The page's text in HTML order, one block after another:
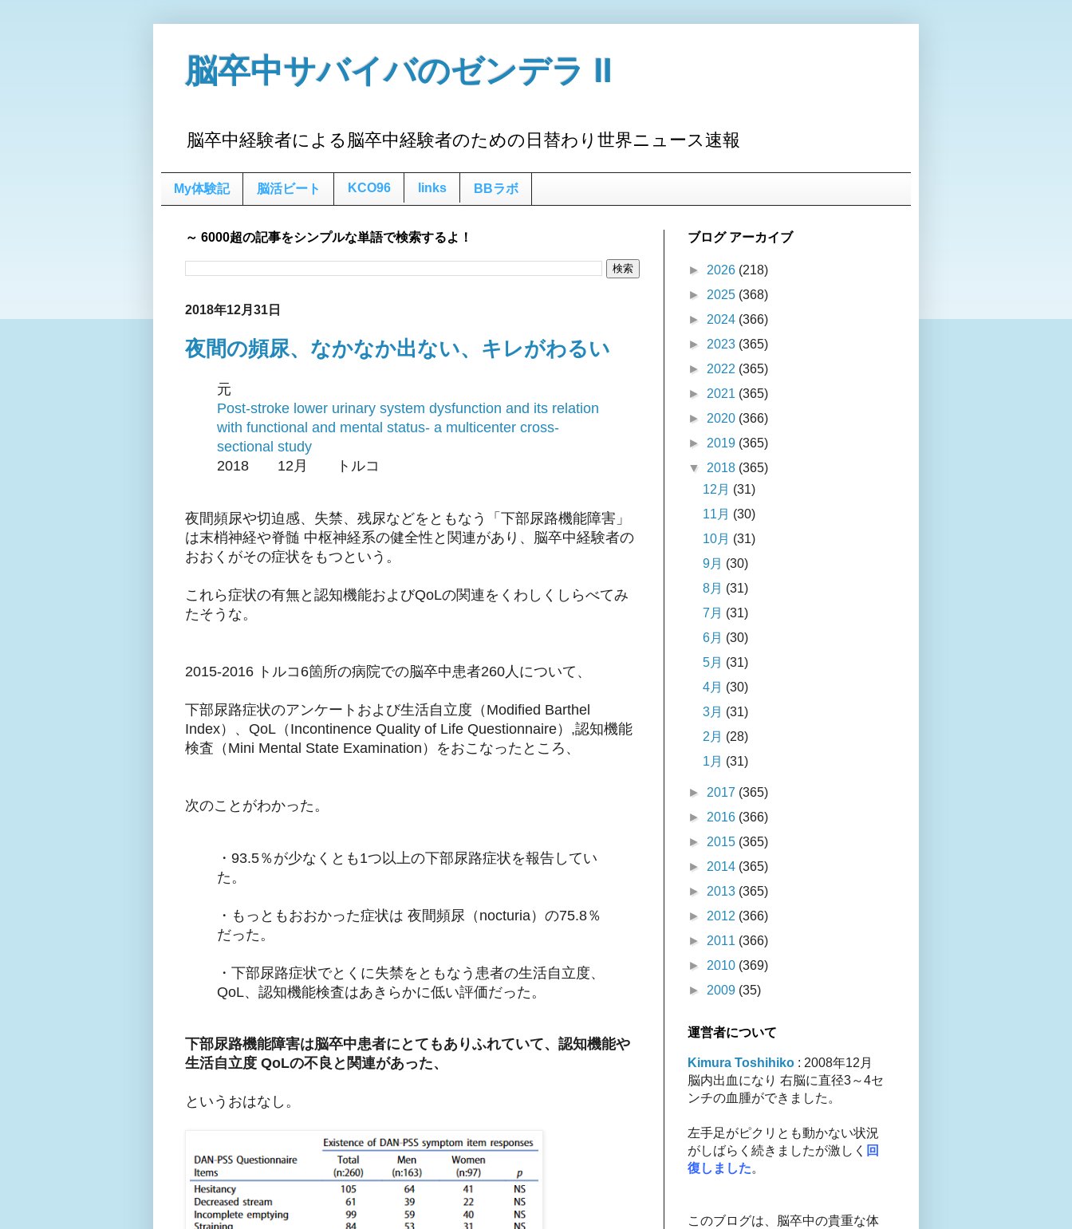
脳卒中サバイバのゼンデラ Ⅱ
脳卒中経験者による脳卒中経験者のための日替わり世界ニュース速報
My体験記 脳活ビート KCO96 links BBラボ
～ 6000超の記事をシンプルな単語で検索するよ！
2018年12月31日
夜間の頻尿、なかなか出ない、キレがわるい
元
Post-stroke lower urinary system dysfunction and its relation
with functional and mental status- a multicenter cross-
sectional study
2018 12月 トルコ
夜間頻尿や切迫感、失禁、残尿などをともなう「下部尿路機能障害」
は末梢神経や脊髄 中枢神経系の健全性と関連があり、脳卒中経験者の
おおくがその症状をもつという。
これら症状の有無と認知機能およびQoLの関連をくわしくしらべてみ
たそうな。
2015-2016 トルコ6箇所の病院での脳卒中患者260人について、
下部尿路症状のアンケートおよび生活自立度（Modified Barthel
Index）、QoL（Incontinence Quality of Life Questionnaire）,認知機能
検査（Mini Mental State Examination）をおこなったところ、
次のことがわかった。
・93.5％が少なくとも1つ以上の下部尿路症状を報告してい
た。
・もっともおおかった症状は 夜間頻尿（nocturia）の75.8％
だった。
・下部尿路症状でとくに失禁をともなう患者の生活自立度、
QoL、認知機能検査はあきらかに低い評価だった。
下部尿路機能障害は脳卒中患者にとてもありふれていて、認知機能や
生活自立度 QoLの不良と関連があった、
というおはなし。
ブログ アーカイブ
► 2026 (218)
► 2025 (368)
► 2024 (366)
► 2023 (365)
► 2022 (365)
► 2021 (365)
► 2020 (366)
► 2019 (365)
▼ 2018 (365)
12月 (31)
11月 (30)
10月 (31)
9月 (30)
8月 (31)
7月 (31)
6月 (30)
5月 (31)
4月 (30)
3月 (31)
2月 (28)
1月 (31)
► 2017 (365)
► 2016 (366)
► 2015 (365)
► 2014 (365)
► 2013 (365)
► 2012 (366)
► 2011 (366)
► 2010 (369)
► 2009 (35)
運営者について
Kimura Toshihiko : 2008年12月
脳内出血になり 右脳に直径3～4セ
ンチの血腫ができました。
左手足がピクリとも動かない状況
がしばらく続きましたが激しく 回
復しました。
このブログは、脳卒中の貴重な体